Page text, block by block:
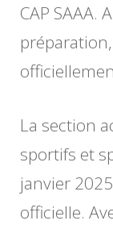
CAP SAAA.
La section
sportifs et
janvier
officielle.